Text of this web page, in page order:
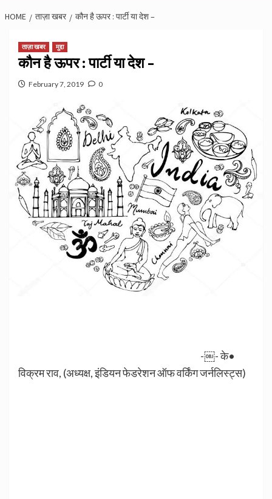
HOME ताज़ा खबर कौन है ऊपर : पार्टी या देश –
ताज़ा खबर मुद्दा
कौन है ऊपर : पार्टी या देश –
February 7, 2019 0
-￼- के•
विक्रम राव, (अध्यक्ष, इंडियन फेडरेशन ऑफ वर्किंग जर्नलिस्ट्स)